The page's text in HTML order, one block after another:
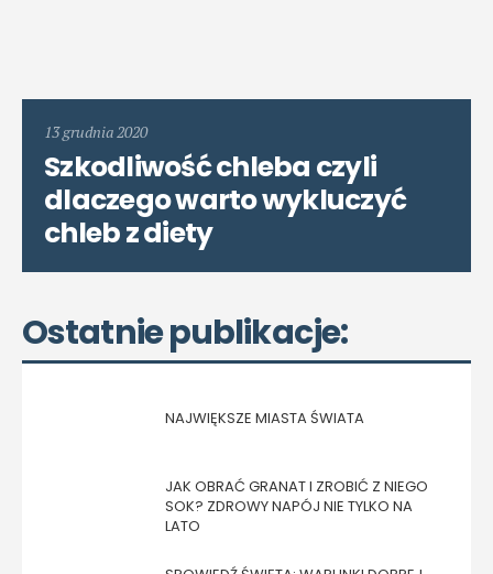
13 grudnia 2020
Szkodliwość chleba czyli
dlaczego warto wykluczyć
chleb z diety
Ostatnie publikacje:
NAJWIĘKSZE MIASTA ŚWIATA
JAK OBRAĆ GRANAT I ZROBIĆ Z NIEGO
SOK? ZDROWY NAPÓJ NIE TYLKO NA
LATO